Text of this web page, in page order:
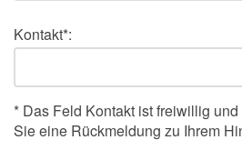
Kontakt*:
* Das Feld Kontakt ist freiwillig
Sie eine Rückmeldung zu Ihrem